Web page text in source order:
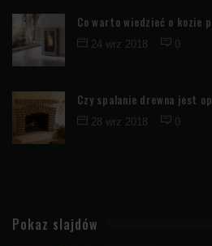
Co warto wiedzieć o kozie
24 wrz 2018 0
Czy spalanie drewna jest
28 wrz 2018 0
Pokaz slajdów